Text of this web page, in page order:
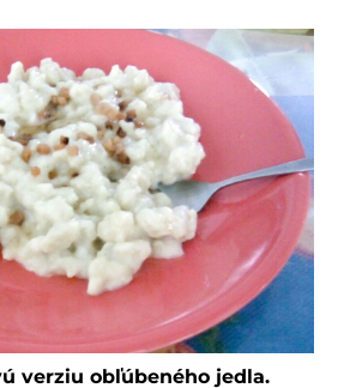
verziu obľúbeného jedla.